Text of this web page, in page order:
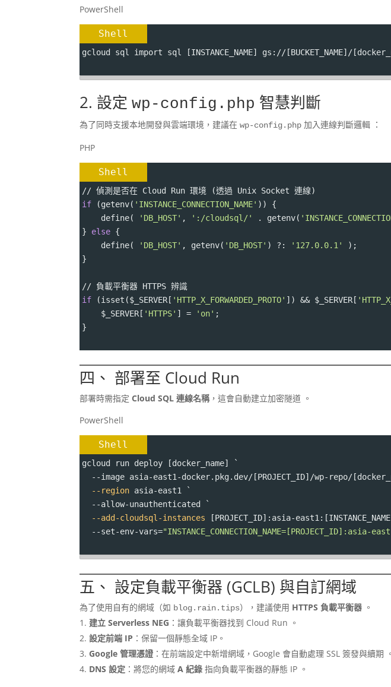
PowerShell
Shell
gcloud sql import sql [INSTANCE_NAME] gs://[BUCKET_NAME]/
2. 設定wp-config.php 智慧判斷
為了同時支援本地開發與雲端環境，建議在wp-config.php 加入連線判斷邏輯 ：
PHP
Shell
// 偵測是否在 Cloud Run 環境 (透過 Unix Socket 連線)
if (getenv( 'INSTANCE_CONNECTION_NAME' )) {
    define(
'DB_HOST' , ':/cloudsql/' . getenv(
} else {
    define(
'DB_HOST' , getenv( 'DB_HOST' ) ?: '127.0.0.1'
);
}
// 負載平衡器 HTTPS 辨識
if (isset($_SERVER [ 'HTTP_X_FORWARDED_PROTO' ]) && $_SERVER [
$_SERVER [ 'HTTPS' ] = 'on' ;
}
四、 部署至 Cloud Run
部署時需指定Cloud SQL 連線名稱 ，這會自動建立加密隧道 。
PowerShell
Shell
gcloud run deploy [docker_name]
`
--image asia-east1-docker.pkg.dev/[PROJECT_ID]/wp-repo/
--region asia-east1
`
  --allow-unauthenticated `
--add-cloudsql-instances [PROJECT_ID]:asia-
  --set-env-vars=
"INSTANCE_CONNECTION_NAME=[PROJECT_ID]:asia-
五、 設定負載平衡器 (GCLB) 與自訂網域
為了使用自有的網域（如 blog.rain.tips），建議使用 HTTPS 負載平衡器 。
建立 Serverless NEG ：讓負載平衡器找到 Cloud Run 。
設定前端 IP ：保留一個靜態全域 IP。
Google 管理憑證 ：在前端設定中新增網域，Google 會自動處理 SSL 簽發與續期 。
DNS 設定 ：將您的網域A 紀錄 指向負載平衡器的靜態 IP 。